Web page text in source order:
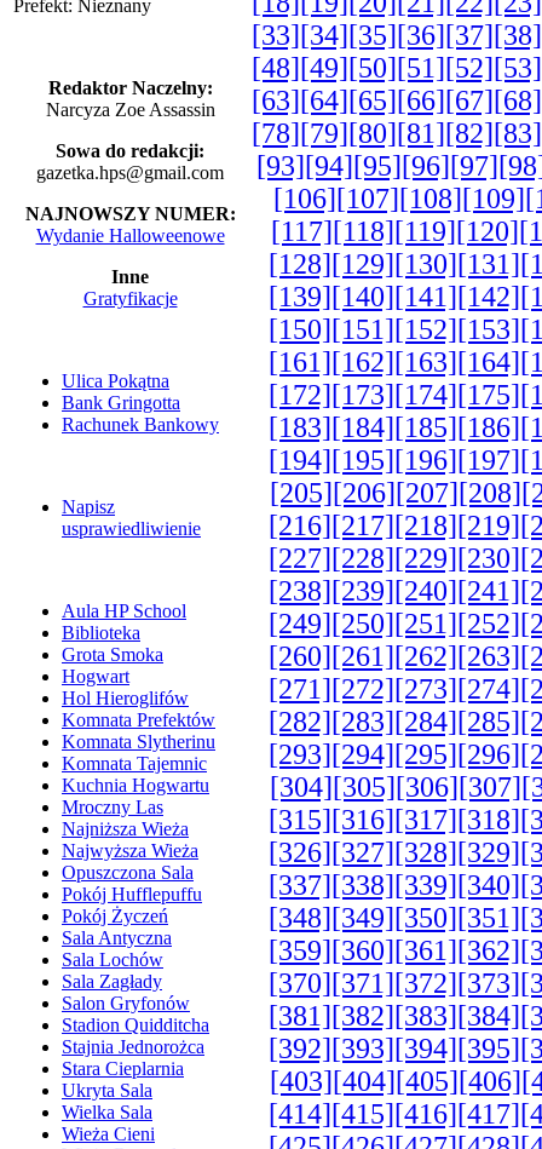
Prefekt: Nieznany
Redaktor Naczelny:
Narcyza Zoe Assassin
Sowa do redakcji:
gazetka.hps@gmail.com
NAJNOWSZY NUMER:
Wydanie Halloweenowe
Inne
Gratyfikacje
Ulica Pokątna
Bank Gringotta
Rachunek Bankowy
Napisz
usprawiedliwienie
Aula HP School
Biblioteka
Grota Smoka
Hogwart
Hol Hieroglifów
Komnata Prefektów
Komnata Slytherinu
Komnata Tajemnic
Kuchnia Hogwartu
Mroczny Las
Najniższa Wieża
Najwyższa Wieża
Opuszczona Sala
Pokój Hufflepuffu
Pokój Życzeń
Sala Antyczna
Sala Lochów
Sala Zagłady
Salon Gryfonów
Stadion Quidditcha
Stajnia Jednorożca
Stara Cieplarnia
Ukryta Sala
Wielka Sala
Wieża Cieni
[33][34][35][36][37][38]
[48][49][50][51][52][53]
[63][64][65][66][67][68]
[78][79][80][81][82][83]
[93][94][95][96][97]
[106][107][108][109]
[117][118][119][120]
[128][129][130][131]
[139][140][141][142]
[150][151][152][153]
[161][162][163][164]
[172][173][174][175]
[183][184][185][186]
[194][195][196][197]
[205][206][207][208]
[216][217][218][219]
[227][228][229][230]
[238][239][240][241]
[249][250][251][252]
[260][261][262][263]
[271][272][273][274]
[282][283][284][285]
[293][294][295][296]
[304][305][306][307]
[315][316][317][318]
[326][327][328][329]
[337][338][339][340]
[348][349][350][351]
[359][360][361][362]
[370][371][372][373]
[381][382][383][384]
[392][393][394][395]
[403][404][405][406]
[414][415][416][417]